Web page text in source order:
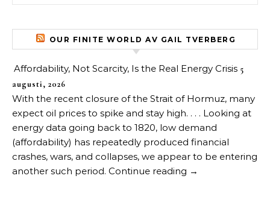
OUR FINITE WORLD AV GAIL TVERBERG
Affordability, Not Scarcity, Is the Real Energy Crisis 5
augusti, 2026
With the recent closure of the Strait of Hormuz, many
expect oil prices to spike and stay high. . . . Looking at
energy data going back to 1820, low demand
(affordability) has repeatedly produced financial
crashes, wars, and collapses, we appear to be entering
another such period. Continue reading →